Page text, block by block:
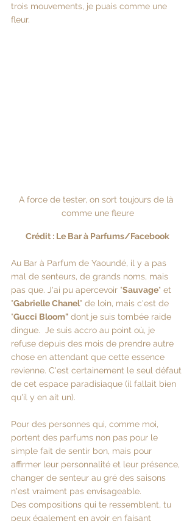
trois mouvements, je puais comme une
fleur.
A force de tester, on sort toujours de là
comme une fleure
Crédit : Le Bar à Parfums/Facebook
Au Bar à Parfum de Yaoundé, il y a pas
mal de senteurs, de grands noms, mais
pas que. J'ai pu apercevoir "Sauvage" et
"Gabrielle Chanel" de loin, mais c'est de
"Gucci Bloom" dont je suis tombée raide
dingue.  Je suis accro au point où, je
refuse depuis des mois de prendre autre
chose en attendant que cette essence
revienne. C'est certainement le seul défaut
de cet espace paradisiaque (il fallait bien
qu'il y en ait un).
Pour des personnes qui, comme moi,
portent des parfums non pas pour le
simple fait de sentir bon, mais pour
affirmer leur personnalité et leur présence,
changer de senteur au gré des saisons
n'est vraiment pas envisageable.
Des compositions qui te ressemblent, tu
peux également en avoir en faisant